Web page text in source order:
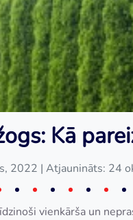
Kā
2022 | Atjaunināts: 24
vienkārša un